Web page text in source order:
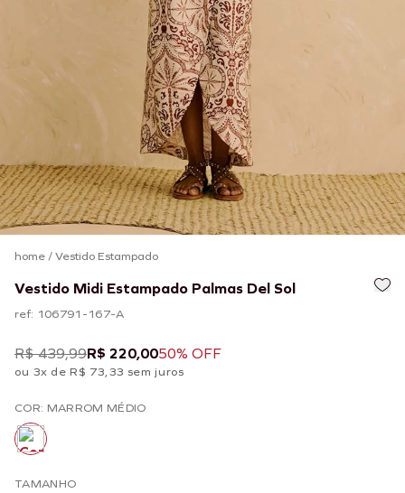
home/Vestido Estampado
Vestido Midi Estampado Palmas Del Sol
ref: 106791-167-A
R$ 439,99R$ 220,0050% OFF
ou 3x de R$ 73,33 sem juros
COR: MARROM MÉDIO
TAMANHO